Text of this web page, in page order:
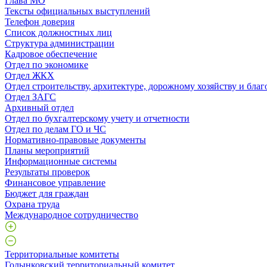
Тексты официальных выступлений
Телефон доверия
Список должностных лиц
Структура администрации
Кадровое обеспечение
Отдел по экономике
Отдел ЖКХ
Отдел строительству, архитектуре, дорожному хозяйству и
Отдел ЗАГС
Архивный отдел
Отдел по бухгалтерскому учету и отчетности
Отдел по делам ГО и ЧС
Нормативно-правовые документы
Планы мероприятий
Информационные системы
Результаты проверок
Финансовое управление
Бюджет для граждан
Охрана труда
Международное сотрудничество
Территориальные комитеты
Голынковский территориальный комитет